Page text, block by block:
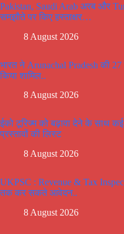
Pakistan, Saudi Arab अरब और
समझौते पर किए हस्ताक्षर…
8 August 2026
भारत ने Arunachal Pradesh की
किया शामिल..
8 August 2026
ईको टूरिज्म को बढ़ावा देने के साथ
प्रस्तावों की लिस्ट
8 August 2026
UKPSC : Revenue & Tax
तक कर सकते आवेदन..
8 August 2026